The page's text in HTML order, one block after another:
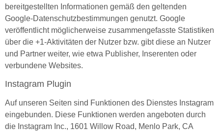
bereitgestellten Informationen gemäß den geltenden
Google-Datenschutzbestimmungen genutzt. Google
veröffentlicht möglicherweise zusammengefasste Statistiken
über die +1-Aktivitäten der Nutzer bzw. gibt diese an Nutzer
und Partner weiter, wie etwa Publisher, Inserenten oder
verbundene Websites.
Instagram Plugin
Auf unseren Seiten sind Funktionen des Dienstes Instagram
eingebunden. Diese Funktionen werden angeboten durch
die Instagram Inc., 1601 Willow Road, Menlo Park, CA